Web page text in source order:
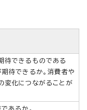
待できるものである
待できるか。消費者や
変化につながることが
あるか。